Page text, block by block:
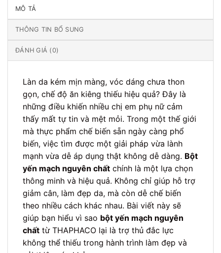
MÔ TẢ
THÔNG TIN BỔ SUNG
ĐÁNH GIÁ (0)
Làn da kém mịn màng, vóc dáng chưa thon
gọn, chế độ ăn kiêng thiếu hiệu quả? Đây là
những điều khiến nhiều chị em phụ nữ cảm
thấy mất tự tin và mệt mỏi. Trong một thế giới
mà thực phẩm chế biến sẵn ngày càng phổ
biến, việc tìm được một giải pháp vừa lành
mạnh vừa dễ áp dụng thật không dễ dàng. Bột
yến mạch nguyên chất chính là một lựa chọn
thông minh và hiệu quả. Không chỉ giúp hỗ trợ
giảm cân, làm đẹp da, mà còn dễ chế biến
theo nhiều cách khác nhau. Bài viết này sẽ
giúp bạn hiểu vì sao bột yến mạch nguyên
chất từ THAPHACO lại là trợ thủ đắc lực
không thể thiếu trong hành trình làm đẹp và